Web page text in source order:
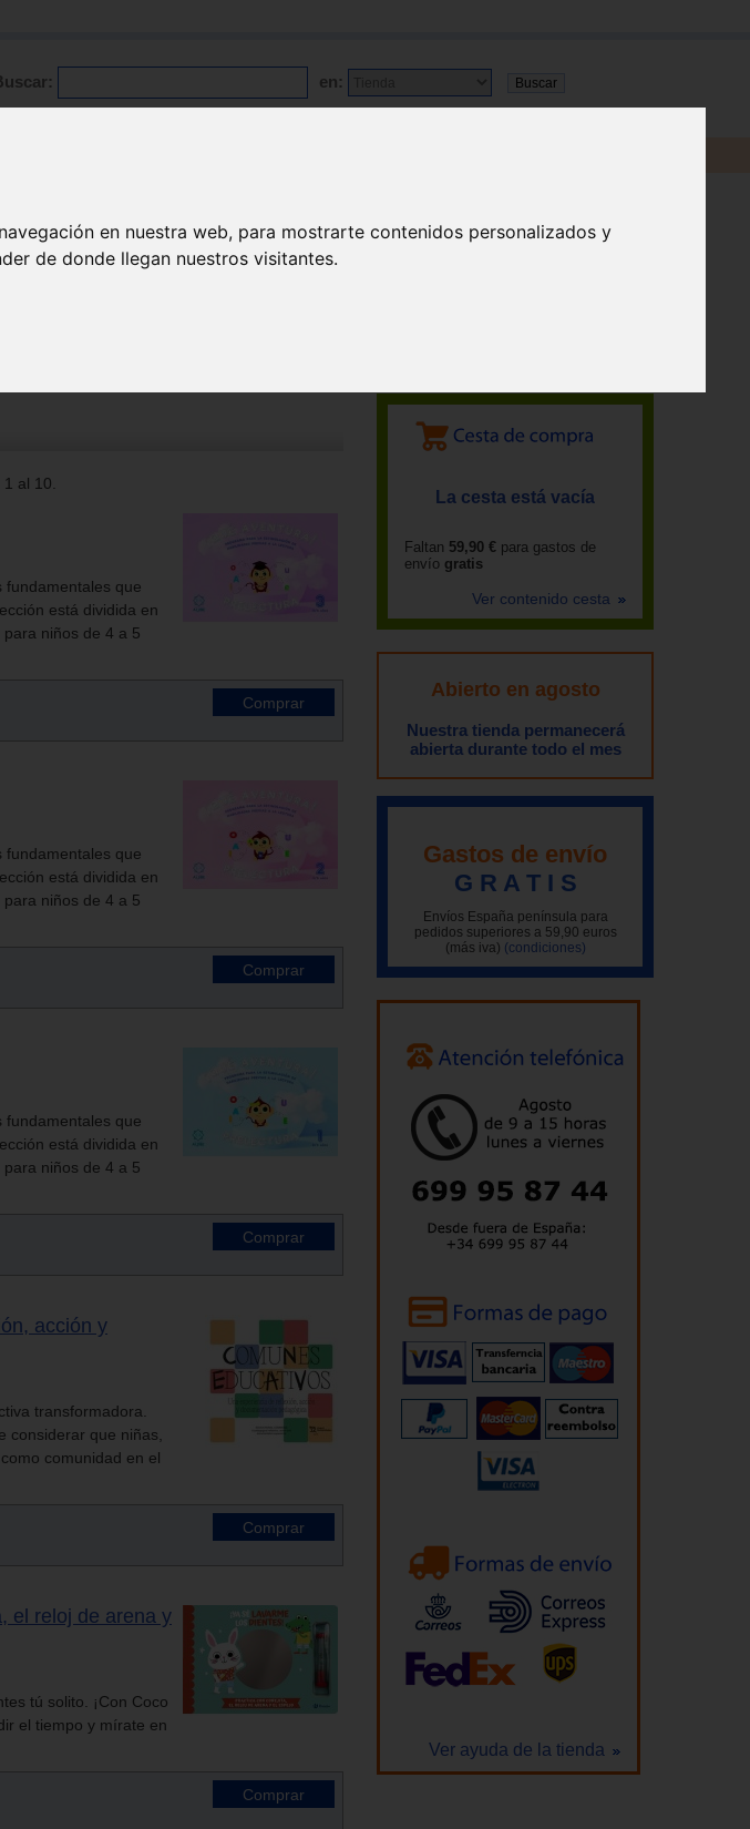
en nuestra web, para mostrarte contenidos personalizados y
de donde llegan nuestros visitantes.
en:
al 10.
fundamentales que
está dividida en
niños de 4 a 5
fundamentales que
está dividida en
niños de 4 a 5
fundamentales que
está dividida en
niños de 4 a 5
acción y
transformadora.
considerar que niñas,
comunidad en el
el reloj de arena y
tú solito. ¡Con Coco
el tiempo y mírate en
La cesta está vacía
Faltan 59,90 € para gastos de
envío gratis
Ver contenido cesta
Abierto en agosto
Nuestra tienda permanecerá
abierta durante todo el mes
Gastos de envío
G R A T I S
Envíos España península para
pedidos superiores a 59,90 euros
(más iva) (condiciones)
Ver ayuda de la tienda